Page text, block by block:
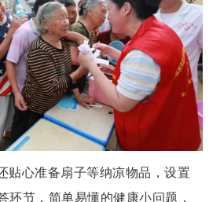
贴心准备扇子等纳凉物品，设置
环节，简单易懂的健康小问题，